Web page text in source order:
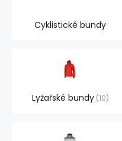
Cyklistické bundy
Lyžařské bundy 10